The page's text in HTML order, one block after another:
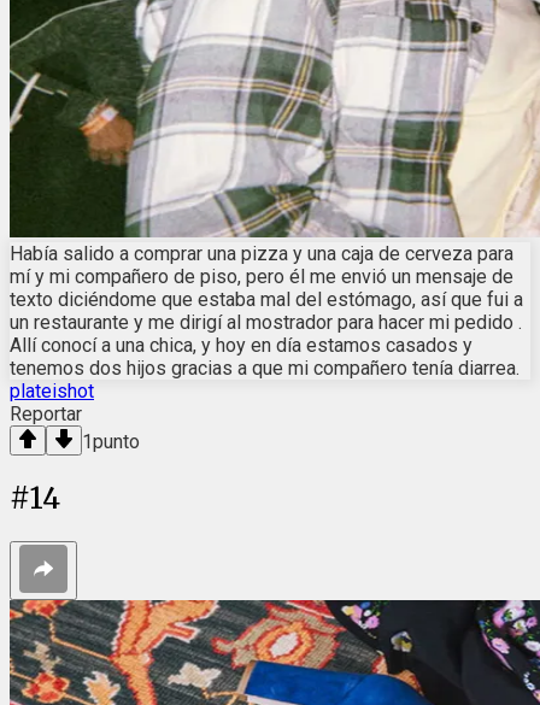
Había salido a comprar una pizza y una caja de cerveza para
mí y mi compañero de piso, pero él me envió un mensaje de
texto diciéndome que estaba mal del estómago, así que fui a
un restaurante y me dirigí al mostrador para hacer mi pedido .
Allí conocí a una chica, y hoy en día estamos casados y
tenemos dos hijos gracias a que mi compañero tenía diarrea.
plateishot
Reportar
1punto
#14